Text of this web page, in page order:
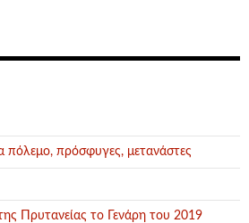
πόλεμο, πρόσφυγες, μετανάστες
Πρυτανείας το Γενάρη του 2019